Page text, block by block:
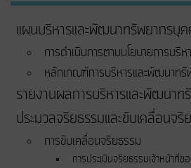
แผนบริหารและพัฒนาทรัพยากรบุ
การดำเนินการตามนโยบายการบริ
หลักเกณฑ์การบริหารและพัฒนาท
รายงานผลการบริหารและพัฒนาท
ประมวลจริยธรรมและขับเคลื่อนจริ
การขับเคลื่อนจริยธรรม
การประเมินจริยธรรมเจ้าหน้าที่ข